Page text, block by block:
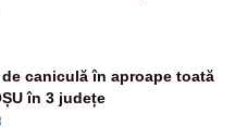
luni”
caniculă în aproape toată
în 3 județe